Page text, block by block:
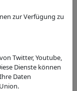
zur Verfügung zu
Twitter, Youtube,
Dienste können
Daten